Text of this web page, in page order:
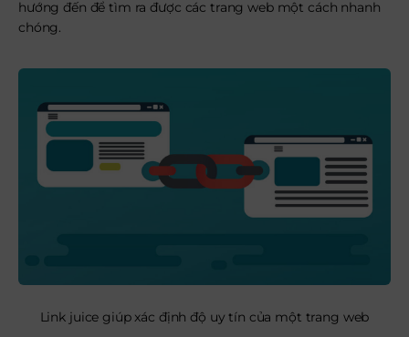
hướng đến để tìm ra được các trang web một cách nhanh
chóng.
Link juice giúp xác định độ uy tín của một trang web